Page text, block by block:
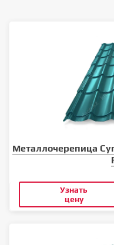
Металлочерепица
Узнать
цену